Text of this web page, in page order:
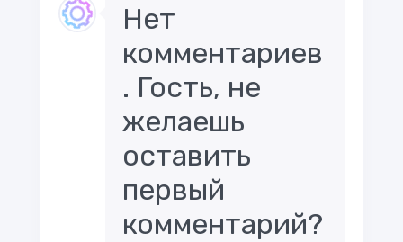
Нет
комментариев
. Гость, не
желаешь
оставить
первый
комментарий?